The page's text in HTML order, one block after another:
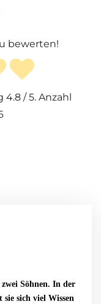
bewerten!
4.8 / 5. Anzahl
Söhnen. In der
sie sich viel Wissen